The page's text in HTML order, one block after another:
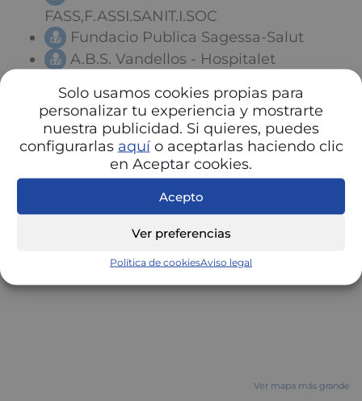
Solo usamos cookies propias para
personalizar tu experiencia y mostrarte
nuestra publicidad. Si quieres, puedes
configurarlas aquío aceptarlas haciendo clic
en Aceptar cookies.
Acepto
Ver preferencias
Política de cookiesAviso legal
FASS,F.ASSI.SANIT.I.SOC
Fundacio Publica Sagessa-Salut
A.B.S. Vandellos - Hospitalet
Ver mapa más grande